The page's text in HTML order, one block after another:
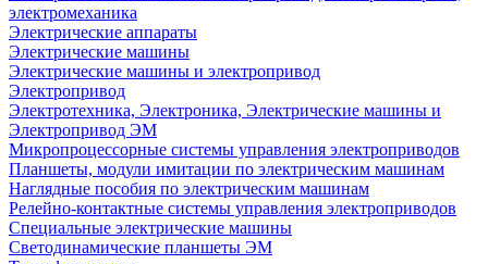
электромеханика
Электрические аппараты
Электрические машины
Электрические машины и электропривод
Электропривод
Электротехника, Электроника, Электрические машины и
Электропривод ЭМ
Микропроцессорные системы управления электроприводов
Планшеты, модули имитации по электрическим машинам
Наглядные пособия по электрическим машинам
Релейно-контактные системы управления электроприводов
Специальные электрические машины
Светодинамические планшеты ЭМ